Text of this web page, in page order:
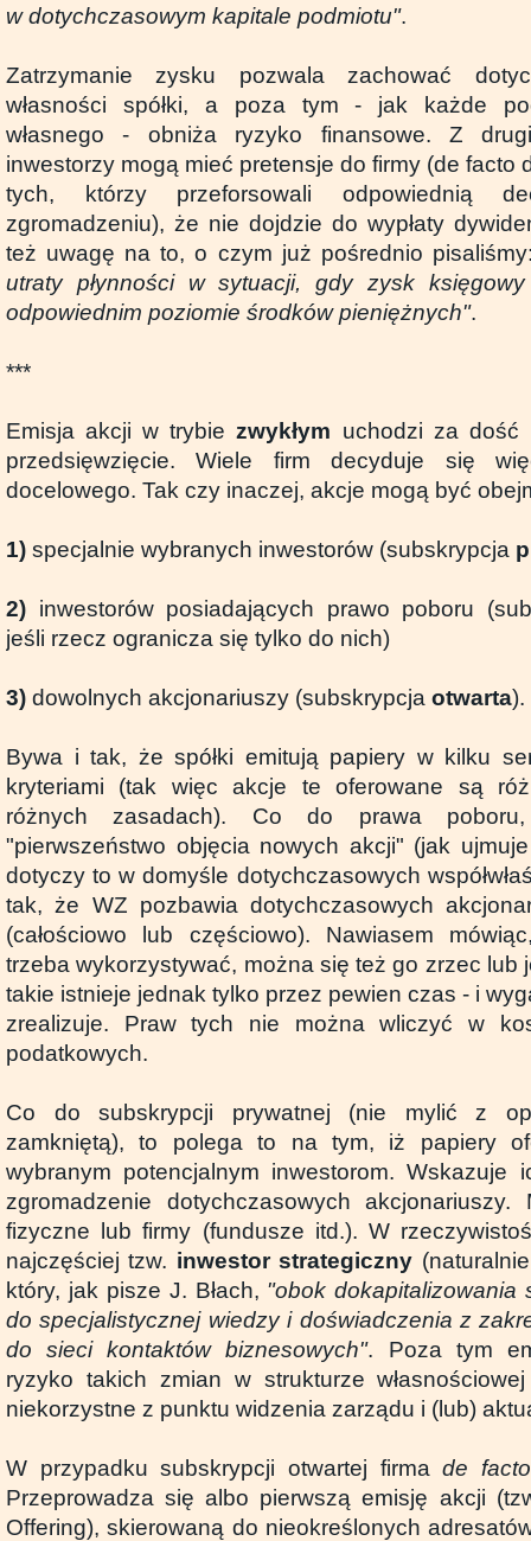
w dotychczasowym kapitale podmiotu".
Zatrzymanie zysku pozwala zachować
własności spółki, a poza tym - jak każde
własnego - obniża ryzyko finansowe. Z
inwestorzy mogą mieć pretensje do firmy (de facto
tych, którzy przeforsowali odpowiednią
zgromadzeniu), że nie dojdzie do wypłaty
też uwagę na to, o czym już pośrednio
utraty płynności w sytuacji, gdy zysk
odpowiednim poziomie środków pieniężnych".
***
Emisja akcji w trybiezwykłym uchodzi za dość
przedsięwzięcie. Wiele firm decyduje się
docelowego. Tak czy inaczej, akcje mogą być
1) specjalnie wybranych inwestorów (subskrypcja
2) inwestorów posiadających prawo poboru
jeśli rzecz ogranicza się tylko do nich)
3) dowolnych akcjonariuszy (subskrypcja otwarta).
Bywa i tak, że spółki emitują papiery w kilku
kryteriami (tak więc akcje te oferowane są
różnych zasadach). Co do prawa
"pierwszeństwo objęcia nowych akcji" (jak
dotyczy to w domyśle dotychczasowych
tak, że WZ pozbawia dotychczasowych
(całościowo lub częściowo). Nawiasem
trzeba wykorzystywać, można się też go zrzec lub
takie istnieje jednak tylko przez pewien czas - i
zrealizuje. Praw tych nie można wliczyć w
podatkowych.
Co do subskrypcji prywatnej (nie mylić z
zamkniętą), to polega to na tym, iż papiery
wybranym potencjalnym inwestorom. Wskazuje
zgromadzenie dotychczasowych
fizyczne lub firmy (fundusze itd.). W
najczęściej tzw. inwestor strategiczny
który, jak pisze J. Błach, "obok dokapitalizowania
do specjalistycznej wiedzy i doświadczenia z
do sieci kontaktów biznesowych". Poza tym
ryzyko takich zmian w strukturze własnościowej
niekorzystne z punktu widzenia zarządu i (lub)
W przypadku subskrypcji otwartej firmade facto
Przeprowadza się albo pierwszą emisję akcji
Offering), skierowaną do nieokreślonych